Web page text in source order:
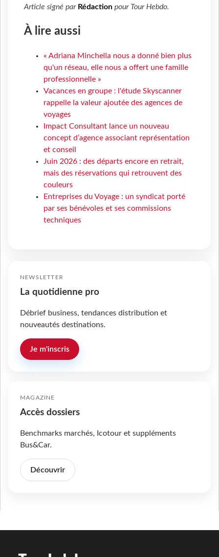
Article signé par Rédaction pour Tour Hebdo.
À lire aussi
« Adriana Minchella nous a donné bien plus
qu'un réseau, elle nous a offert une famille
professionnelle »
Vacances en groupe : l'étude Skyscanner
rappelle la valeur ajoutée des agences de
voyages
Impact Consultant lance un nouveau
concept d’agence associant représentation
et conseil
Juin 2026 : des départs encore en retrait,
mais des réservations qui retrouvent des
couleurs
Entreprises du Voyage : un syndicat porté
par ses bénévoles et ses commissions
techniques
NEWSLETTER
La quotidienne pro
Débrief business, tendances distribution et
nouveautés destinations.
Je m'inscris
MAGAZINE
Accès dossiers
Benchmarks marchés, Icotour et suppléments
Bus&Car.
Découvrir